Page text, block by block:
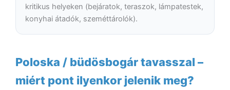
kritikus helyeken (bejáratok, teraszok, lámpatestek,
konyhai átadók, szeméttárolók).
Poloska / büdösbogár tavasszal –
miért pont ilyenkor jelenik meg?